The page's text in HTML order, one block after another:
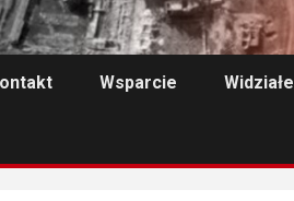
Wsparcie